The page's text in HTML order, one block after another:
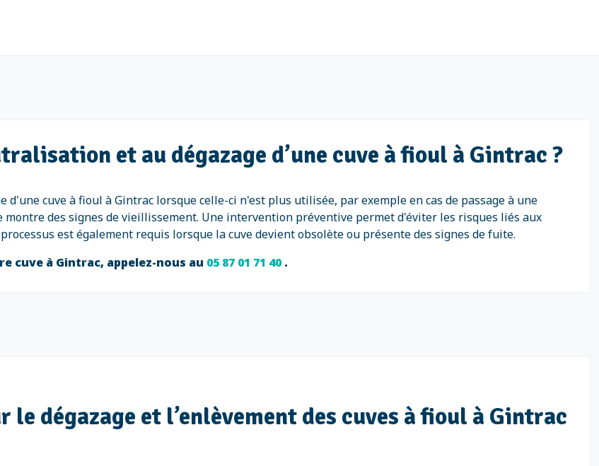
et au dégazage d’une cuve à fioul à Gintrac ?
cuve à fioul à Gintrac lorsque celle-ci n'est plus utilisée, par exemple en cas de passage à une
des signes de vieillissement. Une intervention préventive permet d'éviter les risques liés aux
est également requis lorsque la cuve devient obsolète ou présente des signes de fuite.
cuve à Gintrac, appelez-nous au 05 87 01 71 40.
le dégazage et l’enlèvement des cuves à fioul à Gintrac